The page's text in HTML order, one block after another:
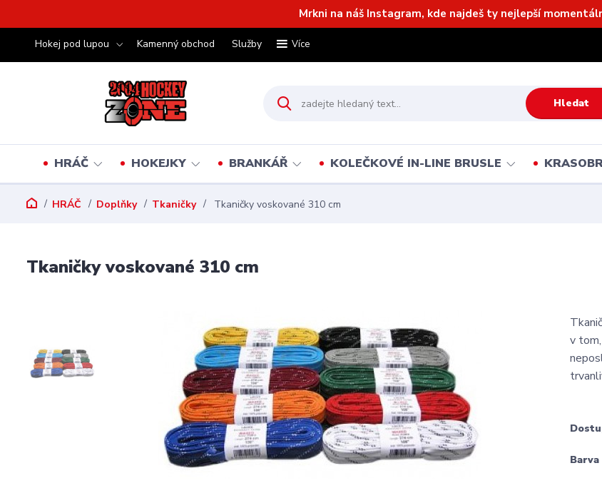
Mrkni na náš Instagram, kde najdeš ty nejlepší
Hokej pod lupou Kamenný obchod Služby Více
Hledat
HRÁČ HOKEJKY BRANKÁŘ KOLEČKOVÉ IN-LINE BRUSLE
HRÁČ Doplňky Tkaničky Tkaničky voskované 310 cm
Tkaničky voskované 310 cm
v
Barva